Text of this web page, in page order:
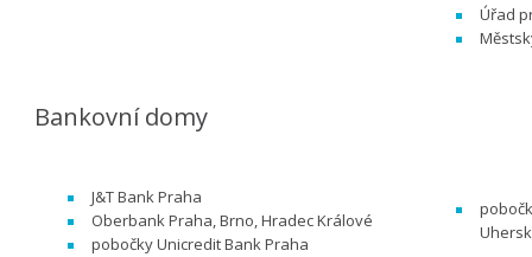
Úřad
Bankovní domy
J&T Bank Praha
Oberbank Praha,Brno,Hradec Králové
pobočky Unicredit Bank Praha